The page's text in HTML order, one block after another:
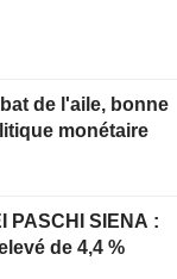
de l'aile, bonne
monétaire
PASCHI SIENA :
de 4,4 %